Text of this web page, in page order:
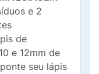
e 2
de
e 12mm de
seu lápis